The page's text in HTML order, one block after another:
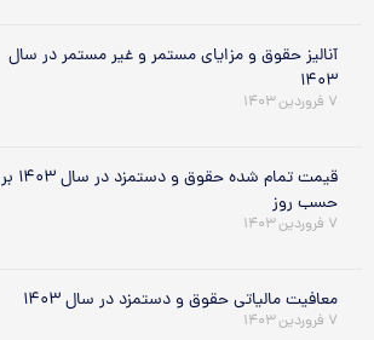
آنالیز حقوق و مزایای مستمر و غیر مستمر در سال
۱۴۰۳
۷ فروردین ۱۴۰۳
قیمت تمام شده حقوق و دستمزد در سال ۱۴۰۳ بر
حسب روز
۷ فروردین ۱۴۰۳
معافیت مالیاتی حقوق و دستمزد در سال ۱۴۰۳
۷ فروردین ۱۴۰۳